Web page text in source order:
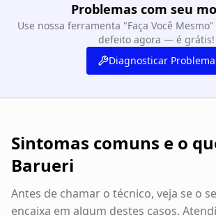
Problemas com seu
Use nossa ferramenta "Faça Você
defeito agora — é grátis!
Diagnosticar Problema
Sintomas comuns e o
Barueri
Antes de chamar o técnico, veja se o
encaixa em algum destes casos.